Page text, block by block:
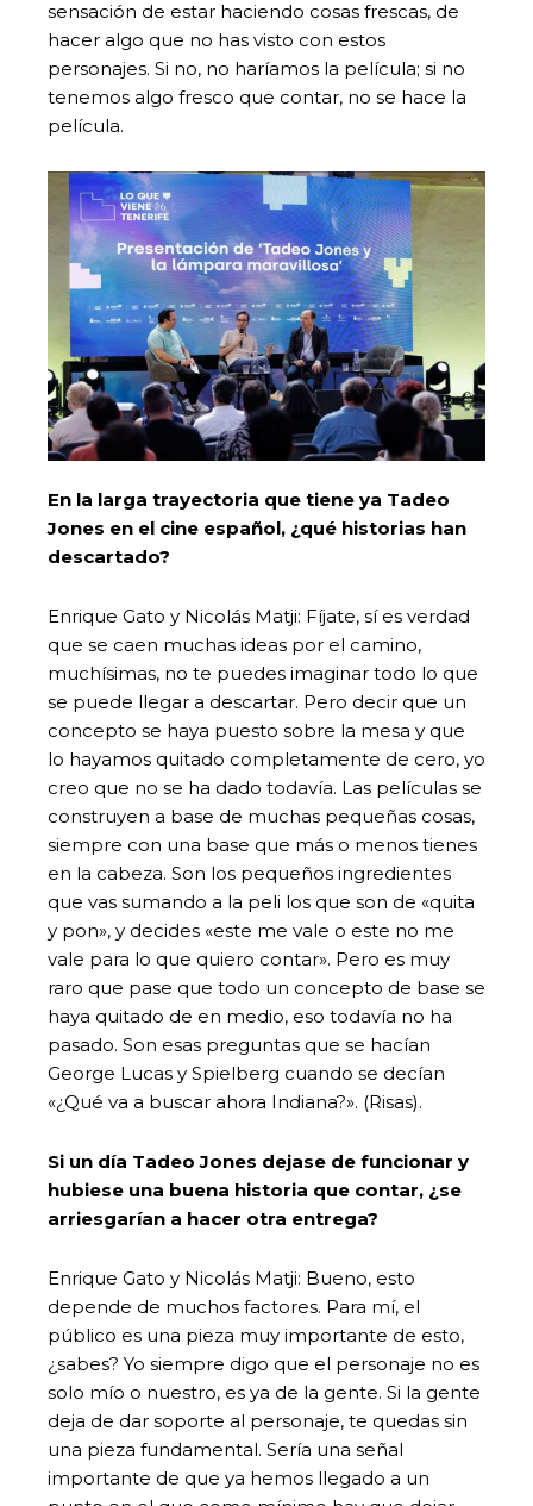
sensación de estar haciendo cosas frescas, de
hacer algo que no has visto con estos
personajes. Si no, no haríamos la película; si no
tenemos algo fresco que contar, no se hace la
película.
En la larga trayectoria que tiene ya Tadeo
Jones en el cine español, ¿qué historias han
descartado?
Enrique Gato y Nicolás Matji: Fíjate, sí es verdad
que se caen muchas ideas por el camino,
muchísimas, no te puedes imaginar todo lo que
se puede llegar a descartar. Pero decir que un
concepto se haya puesto sobre la mesa y que
lo hayamos quitado completamente de cero, yo
creo que no se ha dado todavía. Las películas se
construyen a base de muchas pequeñas cosas,
siempre con una base que más o menos tienes
en la cabeza. Son los pequeños ingredientes
que vas sumando a la peli los que son de «quita
y pon», y decides «este me vale o este no me
vale para lo que quiero contar». Pero es muy
raro que pase que todo un concepto de base se
haya quitado de en medio, eso todavía no ha
pasado. Son esas preguntas que se hacían
George Lucas y Spielberg cuando se decían
«¿Qué va a buscar ahora Indiana?». (Risas).
Si un día Tadeo Jones dejase de funcionar y
hubiese una buena historia que contar, ¿se
arriesgarían a hacer otra entrega?
Enrique Gato y Nicolás Matji: Bueno, esto
depende de muchos factores. Para mí, el
público es una pieza muy importante de esto,
¿sabes? Yo siempre digo que el personaje no es
solo mío o nuestro, es ya de la gente. Si la gente
deja de dar soporte al personaje, te quedas sin
una pieza fundamental. Sería una señal
importante de que ya hemos llegado a un